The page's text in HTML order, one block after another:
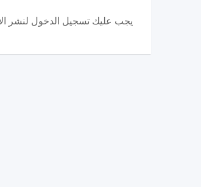
يجب عليك تسجيل الدخول لنشر